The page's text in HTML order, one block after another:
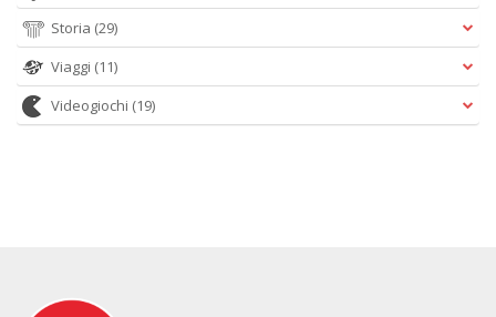
Storia (29)
Viaggi (11)
Videogiochi (19)